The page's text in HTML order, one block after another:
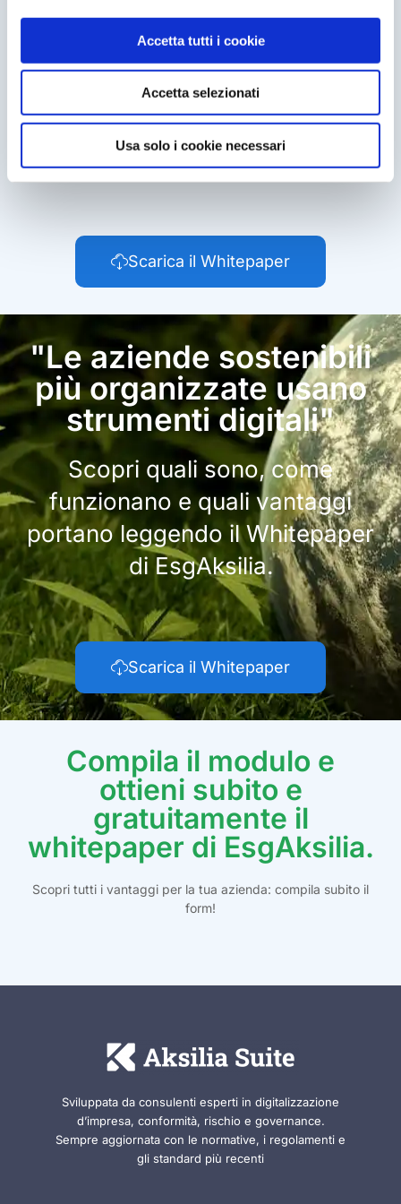
Accetta tutti i cookie
Accetta selezionati
Usa solo i cookie necessari
Sfrutta il potenziale dell’automazione per ridurre i
costi e generare impatti positivi sull’economia, sul
pianeta e sulla società
E in più troverai una parte di grande interesse per la
tua azienda:le imprese italiane alla prova della
sostenibilità con il PNRR.
Scarica il Whitepaper
"Le aziende sostenibili
più organizzate usano
strumenti digitali"
Scopri quali sono, come
funzionano e quali vantaggi
portano leggendo il Whitepaper
di EsgAksilia.
Scarica il Whitepaper
Compila il modulo e
ottieni subito e
gratuitamente il
whitepaper di EsgAksilia.
Scopri tutti i vantaggi per la tua azienda: compila subito il
form!
Sviluppata da consulenti esperti in digitalizzazione
d’impresa, conformità, rischio e governance.
Sempre aggiornata con le normative, i regolamenti e
gli standard più recenti